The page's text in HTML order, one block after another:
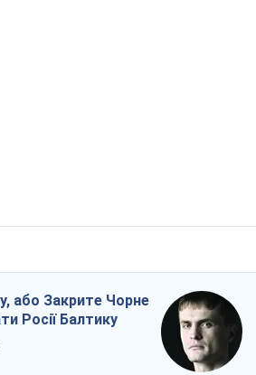
або Закрите Чорне
Росії Балтику